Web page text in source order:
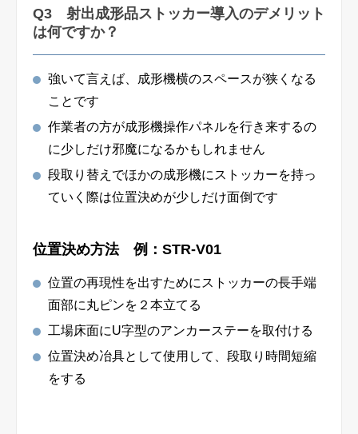
Q3 射出成形品ストッカー導入のデメリット
は何ですか？
強いて言えば、成形機横のスペースが狭くなる
ことです
作業者の方が成形機操作パネルを行き来するの
に少しだけ邪魔になるかもしれません
段取り替えでほかの成形機にストッカーを持っ
ていく際は位置決めが少しだけ面倒です
位置決め方法 例：STR-V01
位置の再現性を出すためにストッカーの長手端
面部に丸ピンを２本立てる
工場床面にU字型のアンカーステーを取付ける
位置決め冶具として使用して、段取り時間短縮
をする